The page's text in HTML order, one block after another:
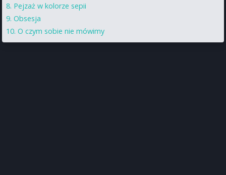
Pejzaż w kolorze sepii
Obsesja
O czym sobie nie mówimy